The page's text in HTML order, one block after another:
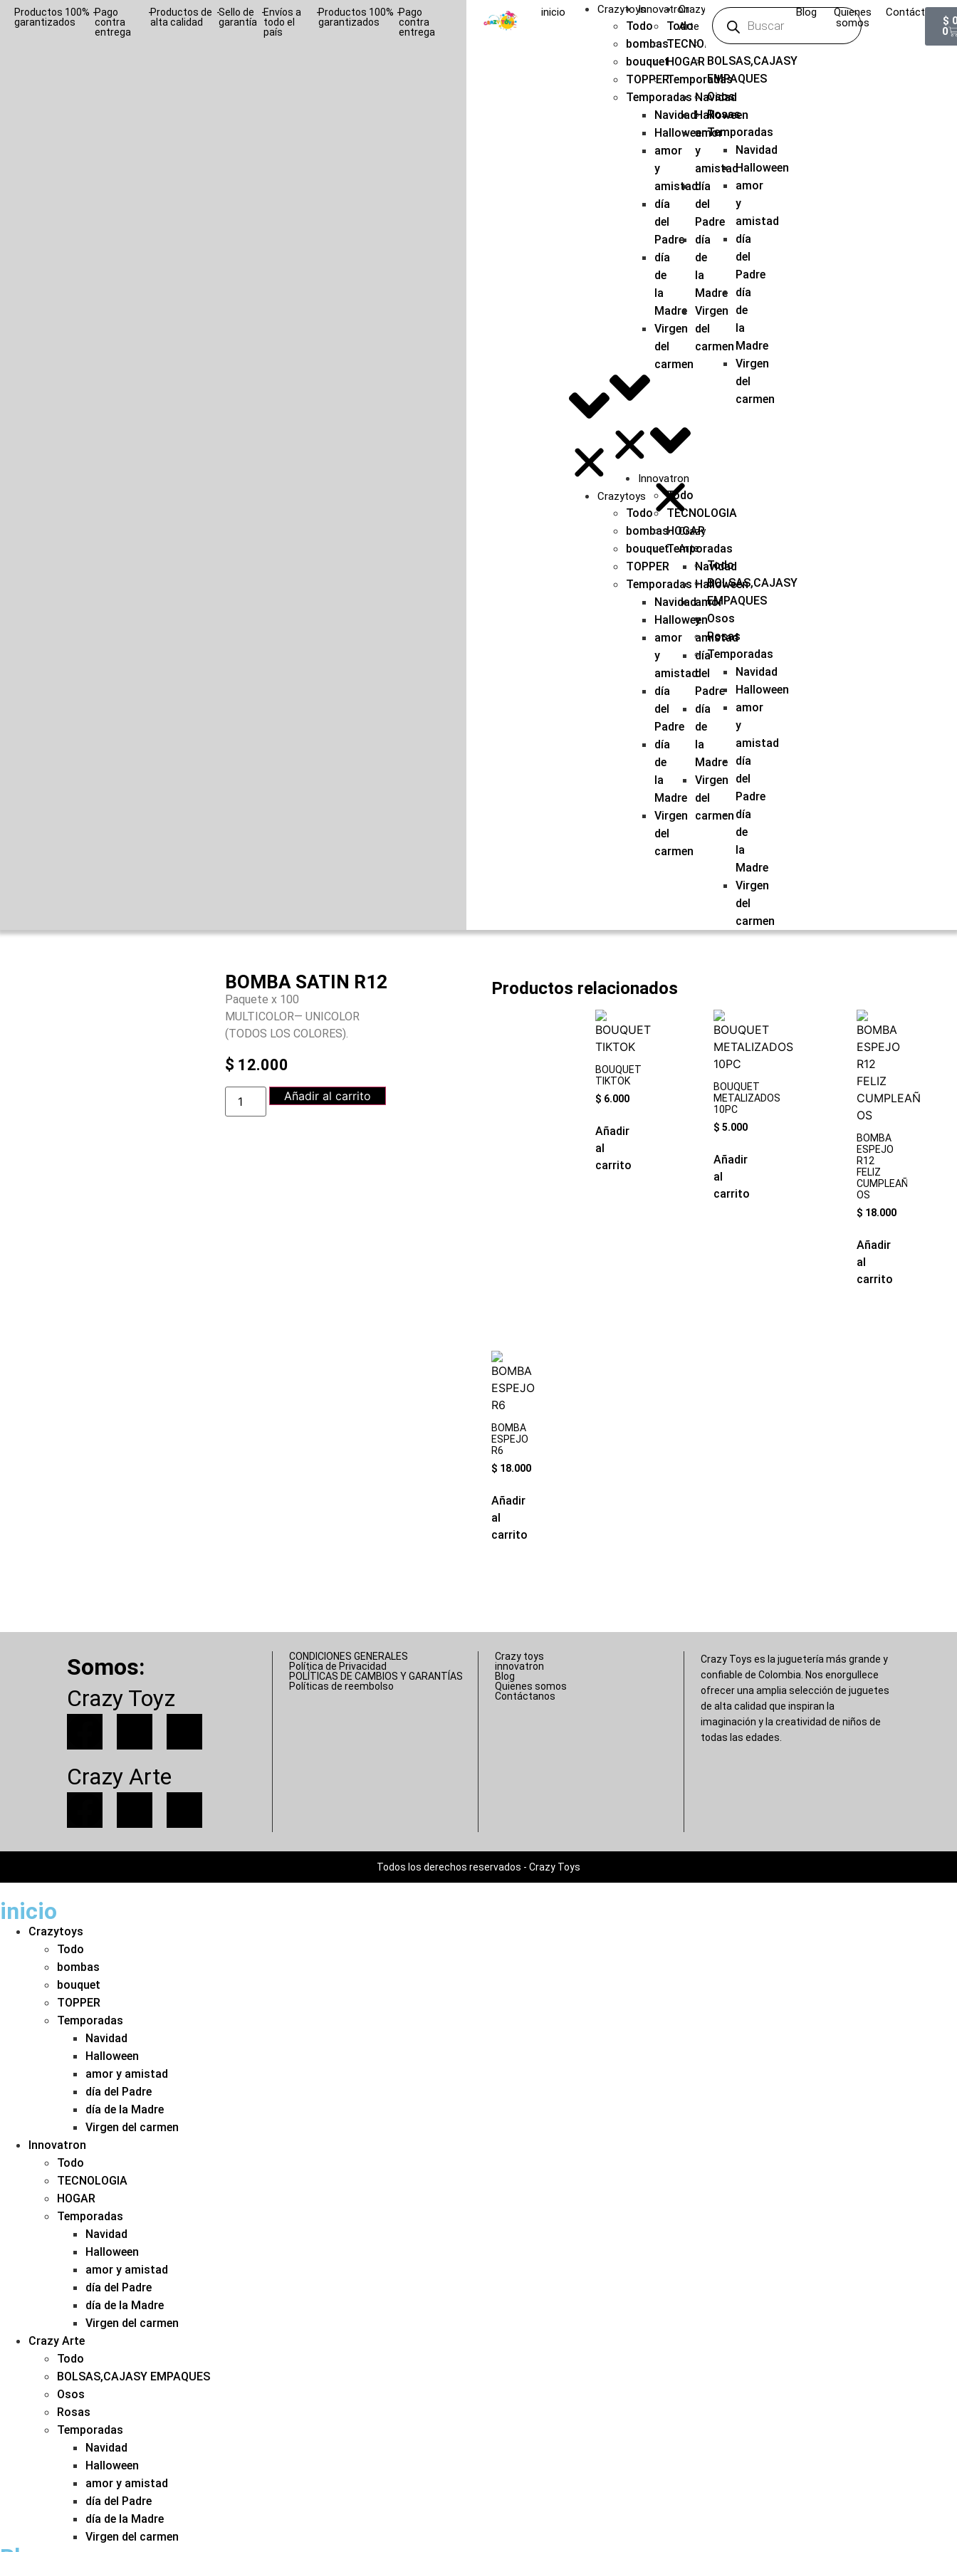
Productos 100%
garantizados
-Pago
contra
entrega
-Productos de
alta calidad
-Sello de
garantía
-Envíos a
todo el
país
-Productos 100%
garantizados
-Pago
contra
entrega
inicio Crazytoys
Todo
bombas
bouquet
TOPPER
Temporadas
Navidad
Halloween
amor
y
amistad
día
del
Padre
día
de
la
Madre
Virgen
del
carmen
Crazytoys
Todo
bombas
bouquet
TOPPER
Temporadas
Navidad
Halloween
amor
y
amistad
día
del
Padre
día
de
la
Madre
Virgen
del
carmen
Innovatron
Todo
TECNOLOGIA
HOGAR
Temporadas
Navidad
Halloween
amor
y
amistad
día
del
Padre
día
de
la
Madre
Virgen
del
carmen
Innovatron
Todo
TECNOLOGIA
HOGAR
Temporadas
Navidad
Halloween
amor
y
amistad
día
del
Padre
día
de
la
Madre
Virgen
del
carmen
Crazy
Arte
Todo
BOLSAS,CAJASY
EMPAQUES
Osos
Rosas
Temporadas
Navidad
Halloween
amor
y
amistad
día
del
Padre
día
de
la
Madre
Virgen
del
carmen
Crazy
Arte
Todo
BOLSAS,CAJASY
EMPAQUES
Osos
Rosas
Temporadas
Navidad
Halloween
amor
y
amistad
día
del
Padre
día
de
la
Madre
Virgen
del
carmen
Blog
Quienes
somos
Contáctanos
$
0
BOMBA SATIN R12
Paquete x 100
MULTICOLOR— UNICOLOR
(TODOS LOS COLORES).
$ 12.000
Añadir al carrito
Productos relacionados
BOUQUET
TIKTOK
$ 6.000
Añadir
al
carrito
BOUQUET
METALIZADOS
10PC
$ 5.000
Añadir
al
carrito
BOMBA
ESPEJO
R12
FELIZ
CUMPLEAÑ
OS
$ 18.000
Añadir
al
carrito
BOMBA
ESPEJO
R6
$ 18.000
Añadir
al
carrito
Somos:
Crazy Toyz
Crazy Arte
CONDICIONES GENERALES
Política de Privacidad
POLÍTICAS DE CAMBIOS Y GARANTÍAS
Políticas de reembolso
Crazy toys
innovatron
Blog
Quienes somos
Contáctanos
Crazy Toys es la juguetería más grande y
confiable de Colombia. Nos enorgullece
ofrecer una amplia selección de juguetes
de alta calidad que inspiran la
imaginación y la creatividad de niños de
todas las edades.
Todos los derechos reservados - Crazy Toys
inicio
Crazytoys
Todo
bombas
bouquet
TOPPER
Temporadas
Navidad
Halloween
amor y amistad
día del Padre
día de la Madre
Virgen del carmen
Innovatron
Todo
TECNOLOGIA
HOGAR
Temporadas
Navidad
Halloween
amor y amistad
día del Padre
día de la Madre
Virgen del carmen
Crazy Arte
Todo
BOLSAS,CAJASY EMPAQUES
Osos
Rosas
Temporadas
Navidad
Halloween
amor y amistad
día del Padre
día de la Madre
Virgen del carmen